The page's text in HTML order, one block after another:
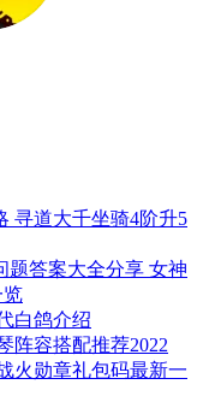
寻道大千坐骑4阶升5
题答案大全分享 女神
览
白鸽介绍
阵容搭配推荐2022
火勋章礼包码最新一